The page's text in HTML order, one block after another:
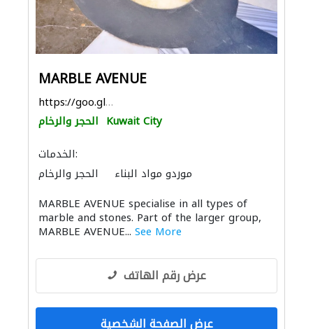
MARBLE AVENUE
https://goo.gl/maps/AuVjxuTrCBA7ypdQA
الحجر والرخام Kuwait City
الخدمات:
الحجر والرخام
موردو مواد البناء
أنظمة الأسقف
MARBLE AVENUE specialise in all types of
marble and stones. Part of the larger group,
MARBLE AVENUE... See More
عرض رقم الهاتف
عرض الصفحة الشخصية